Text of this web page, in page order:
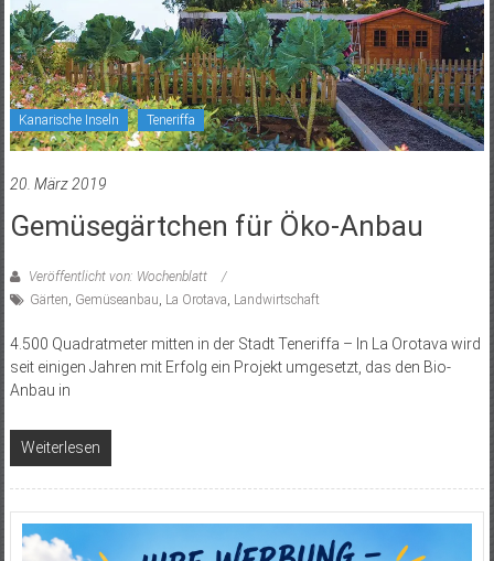
Kanarische Inseln Teneriffa
20. März 2019
Gemüsegärtchen für Öko-Anbau
Veröffentlicht von: Wochenblatt
Gärten, Gemüseanbau, La Orotava, Landwirtschaft
4.500 Quadratmeter mitten in der Stadt Teneriffa – In La Orotava wird
seit einigen Jahren mit Erfolg ein Projekt umgesetzt, das den Bio-
Anbau in
Weiterlesen